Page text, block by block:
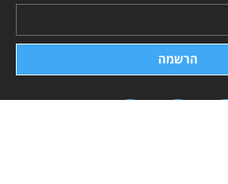
הרשמה